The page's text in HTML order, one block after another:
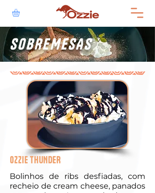
SOBREMESAS
OZZIE THUNDER
Bolinhos de ribs desfiadas, com
recheio de cream cheese, panados